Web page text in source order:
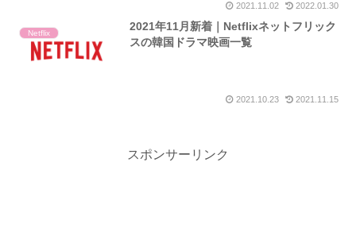
2021.11.02 2022.01.30
Netflix
2021年11月新着｜Netflixネットフリック
スの韓国ドラマ映画一覧
2021.10.23 2021.11.15
スポンサーリンク